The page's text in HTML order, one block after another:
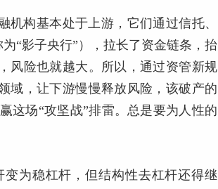
构基本处于上游，它们通过信托、
“影子央行”），拉长了资金链条，抬
风险也就越大。所以，通过资管新规
域，让下游慢慢释放风险，该破产的
这场“攻坚战”排雷。总是要为人性的
为稳杠杆，但结构性去杠杆还得继